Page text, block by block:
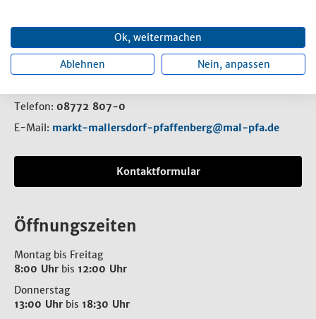
Ok, weitermachen
Ablehnen Nein, anpassen
Rathausplatz 1
Telefon: 08772 807-0
E-Mail: markt-mallersdorf-pfaffenberg@mal-pfa.de
Kontaktformular
Öffnungszeiten
Montag bis Freitag
8:00 Uhr bis 12:00 Uhr
Donnerstag
13:00 Uhr bis 18:30 Uhr